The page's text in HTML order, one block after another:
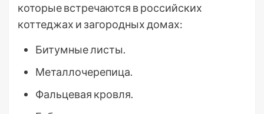
которые встречаются в российских
коттеджах и загородных домах:
Битумные листы.
Металлочерепица.
Фальцевая кровля.